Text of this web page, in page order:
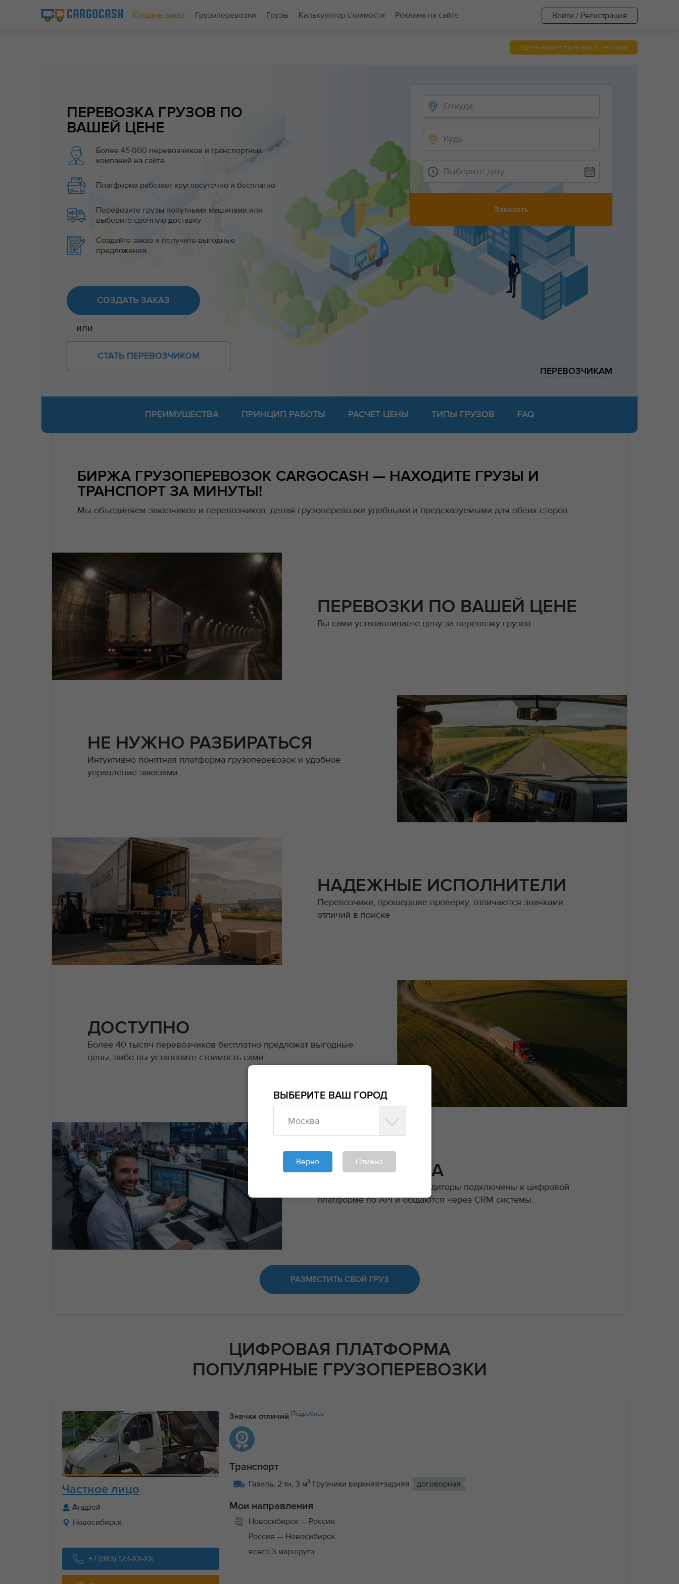
Создать заказ Грузоперевозки Грузы Калькулятор стоимости Реклама на сайте Войти / Регистрация
Здесь может быть ваша реклама
ПЕРЕВОЗКА ГРУЗОВ ПО
ВАШЕЙ ЦЕНЕ
Более 45 000 перевозчиков и транспортных
компаний на сайте
Платформа работает круглосуточно и бесплатно
Перевозите грузы попутными машинами или
выберите срочную доставку
Создайте заказ и получите выгодные
предложения
СОЗДАТЬ ЗАКАЗ
или
СТАТЬ ПЕРЕВОЗЧИКОМ
Выберите дату
ПЕРЕВОЗЧИКАМ
ПРЕИМУЩЕСТВА ПРИНЦИП РАБОТЫ РАСЧЕТ ЦЕНЫ ТИПЫ ГРУЗОВ FAQ
БИРЖА ГРУЗОПЕРЕВОЗОК CARGOCASH — НАХОДИТЕ ГРУЗЫ И
ТРАНСПОРТ ЗА МИНУТЫ!
Мы объединяем заказчиков и перевозчиков, делая грузоперевозки удобными и предсказуемыми для обеих сторон.
ПЕРЕВОЗКИ ПО ВАШЕЙ ЦЕНЕ
Вы сами устанавливаете цену за перевозку грузов
НЕ НУЖНО РАЗБИРАТЬСЯ
Интуитивно понятная платформа грузоперевозок и удобное
управление заказами.
НАДЕЖНЫЕ ИСПОЛНИТЕЛИ
Перевозчики, прошедшие проверку, отличаются значками
отличий в поиске
ДОСТУПНО
Более 40 тысяч перевозчиков бесплатно предложат выгодные
цены, либо вы установите стоимость сами.
ДЛЯ БИЗНЕСА
Крупные компании и экспедиторы подключены к цифровой
платформе по API и общаются через CRM системы.
РАЗМЕСТИТЬ СВОЙ ГРУЗ
ЦИФРОВАЯ ПЛАТФОРМА
ПОПУЛЯРНЫЕ ГРУЗОПЕРЕВОЗКИ
Частное лицо
Андрей
Новосибирск
+7 (983) 123-XX-XX
Значки отличий Подробнее
Транспорт
Газель, 2 тн, 3 м³ Грузчики верхняя+задняя
договорная
Мои направления
Новосибирск— Россия
Россия— Новосибирск
всего 3 маршрута
ВЫБЕРИТЕ ВАШ ГОРОД
Москва
Верно Отмена